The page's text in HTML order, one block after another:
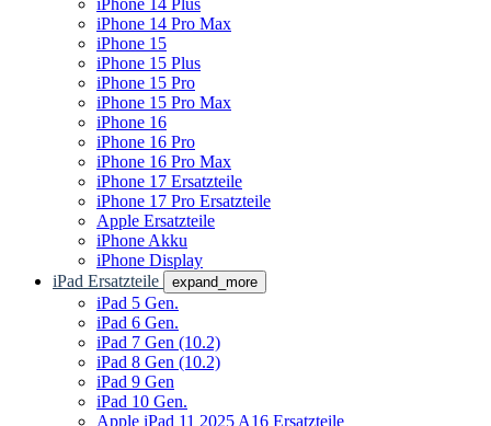
iPhone 14 Pro Max
iPhone 15
iPhone 15 Plus
iPhone 15 Pro
iPhone 15 Pro Max
iPhone 16
iPhone 16 Pro
iPhone 16 Pro Max
iPhone 17 Ersatzteile
iPhone 17 Pro Ersatzteile
Apple Ersatzteile
iPhone Akku
iPhone Display
iPad Ersatzteile
expand_more
iPad 5 Gen.
iPad 6 Gen.
iPad 7 Gen (10.2)
iPad 8 Gen (10.2)
iPad 9 Gen
iPad 10 Gen.
Apple iPad 11 2025 A16 Ersatzteile